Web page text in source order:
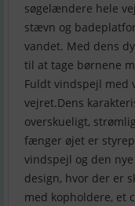
søgelændere hele
stævn og
vandet. Med dens
til at tage børnene
Fuldt vindspejl med
vejret.Dens
overskueligt,
fænger øjet er
vindspejl og den
design, hvor der er
med kopholdere, et